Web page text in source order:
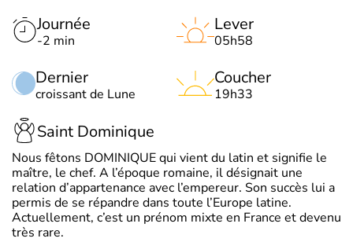
Journée
-2 min
Dernier
croissant de Lune
Lever
05h58
Coucher
19h33
Saint Dominique
Nous fêtons DOMINIQUE qui vient du latin et signifie le
maître, le chef. A l’époque romaine, il désignait une
relation d’appartenance avec l’empereur. Son succès lui a
permis de se répandre dans toute l’Europe latine.
Actuellement, c’est un prénom mixte en France et devenu
très rare.